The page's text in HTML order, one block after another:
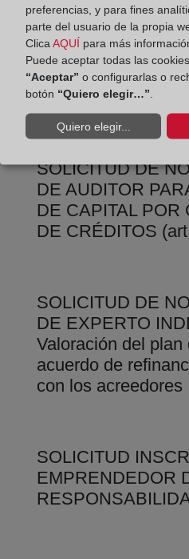
SOLICITUD DE
DE AUDITOR
DE CAPITAL CON
RESERVAS (art.
SOLICITUD DE
DE AUDITOR
DE CAPITAL POR
DE CRÉDITOS
SOLICITUD DE
DE EXPERTO
Valoración del
acuerdo de
con los acreedores
SOLICITUD
EMPRENDEDOR
preferencias, y para fines
parte del usuario de la propia
Clica AQUÍ para más
Puede aceptar todas las
“Aceptar” o configurarlas o
botón “Quiero elegir…”
Quiero elegir...